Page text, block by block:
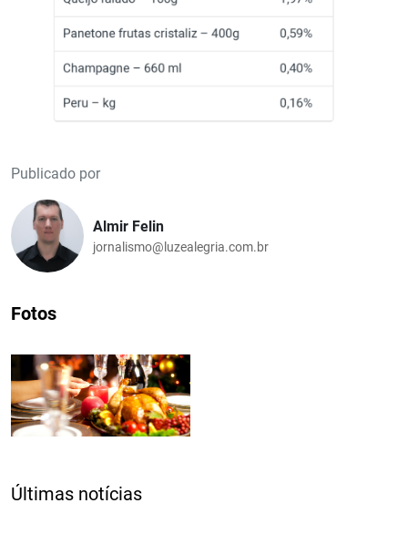
Publicado por
Almir Felin
jornalismo@luzealegria.com.br
Fotos
Últimas notícias